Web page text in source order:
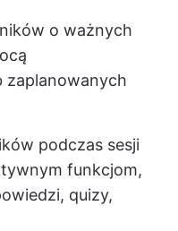
o ważnych
zaplanowanych
podczas sesji
funkcjom,
quizy,